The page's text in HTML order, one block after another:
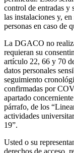
control de entradas y
las instalaciones y,
personas en caso de
La DGACO no
requieran su
artículo 22, 66 y 70
datos personales
seguimiento
confirmadas por
apartado
párrafo, de los
actividades
19”.
Usted o su